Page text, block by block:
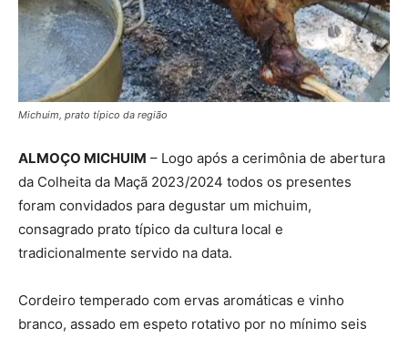
Michuim, prato típico da região
ALMOÇO MICHUIM – Logo após a cerimônia de abertura
da Colheita da Maçã 2023/2024 todos os presentes
foram convidados para degustar um michuim,
consagrado prato típico da cultura local e
tradicionalmente servido na data.
Cordeiro temperado com ervas aromáticas e vinho
branco, assado em espeto rotativo por no mínimo seis